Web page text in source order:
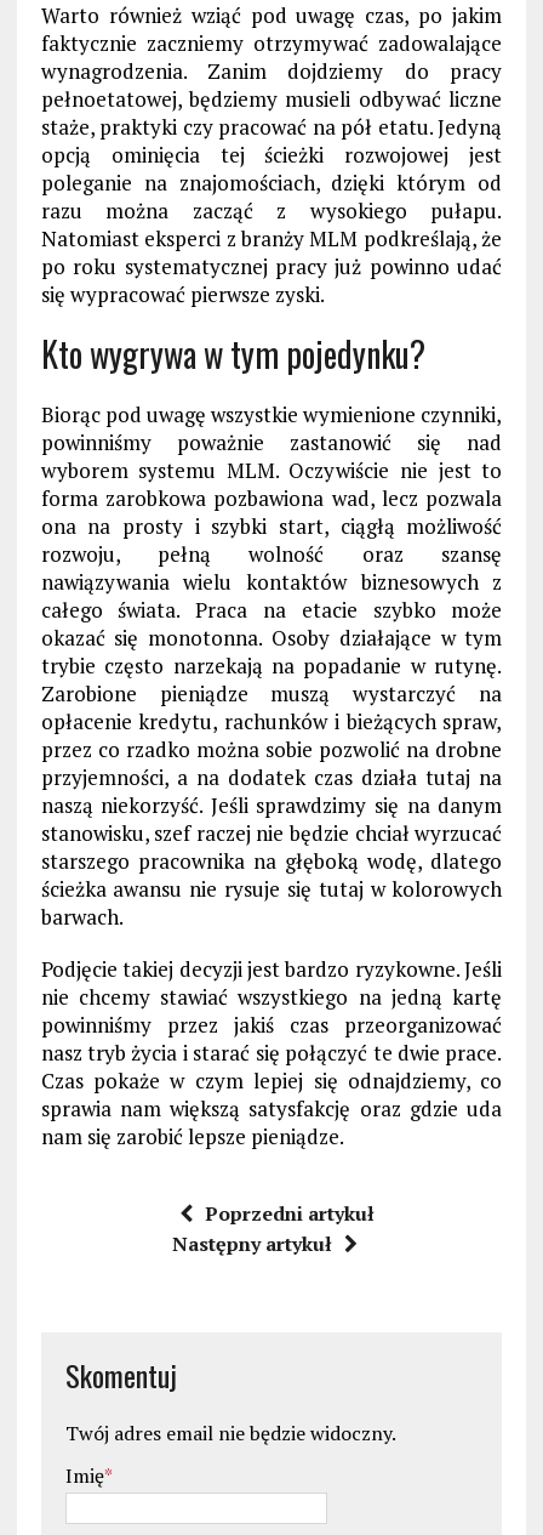
Warto również wziąć pod uwagę czas, po jakim
faktycznie zaczniemy otrzymywać zadowalające
wynagrodzenia. Zanim dojdziemy do pracy
pełnoetatowej, będziemy musieli odbywać liczne
staże, praktyki czy pracować na pół etatu. Jedyną
opcją ominięcia tej ścieżki rozwojowej jest
poleganie na znajomościach, dzięki którym od
razu można zacząć z wysokiego pułapu.
Natomiast eksperci z branży MLM podkreślają, że
po roku systematycznej pracy już powinno udać
się wypracować pierwsze zyski.
Kto wygrywa w tym pojedynku?
Biorąc pod uwagę wszystkie wymienione czynniki,
powinniśmy poważnie zastanowić się nad
wyborem systemu MLM. Oczywiście nie jest to
forma zarobkowa pozbawiona wad, lecz pozwala
ona na prosty i szybki start, ciągłą możliwość
rozwoju, pełną wolność oraz szansę
nawiązywania wielu kontaktów biznesowych z
całego świata. Praca na etacie szybko może
okazać się monotonna. Osoby działające w tym
trybie często narzekają na popadanie w rutynę.
Zarobione pieniądze muszą wystarczyć na
opłacenie kredytu, rachunków i bieżących spraw,
przez co rzadko można sobie pozwolić na drobne
przyjemności, a na dodatek czas działa tutaj na
naszą niekorzyść. Jeśli sprawdzimy się na danym
stanowisku, szef raczej nie będzie chciał wyrzucać
starszego pracownika na głęboką wodę, dlatego
ścieżka awansu nie rysuje się tutaj w kolorowych
barwach.
Podjęcie takiej decyzji jest bardzo ryzykowne. Jeśli
nie chcemy stawiać wszystkiego na jedną kartę
powinniśmy przez jakiś czas przeorganizować
nasz tryb życia i starać się połączyć te dwie prace.
Czas pokaże w czym lepiej się odnajdziemy, co
sprawia nam większą satysfakcję oraz gdzie uda
nam się zarobić lepsze pieniądze.
Poprzedni artykuł
Następny artykuł
Skomentuj
Twój adres email nie będzie widoczny.
Imię*